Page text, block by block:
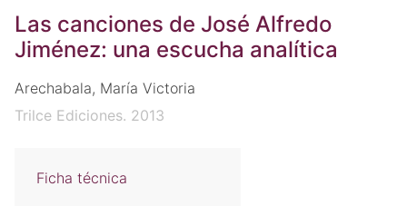
Las canciones de José Alfredo
Jiménez: una escucha analítica
Arechabala, María Victoria
Trilce Ediciones. 2013
Ficha técnica